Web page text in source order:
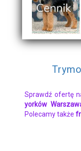
Sprawdź ofertę
yorków
Polecamy także